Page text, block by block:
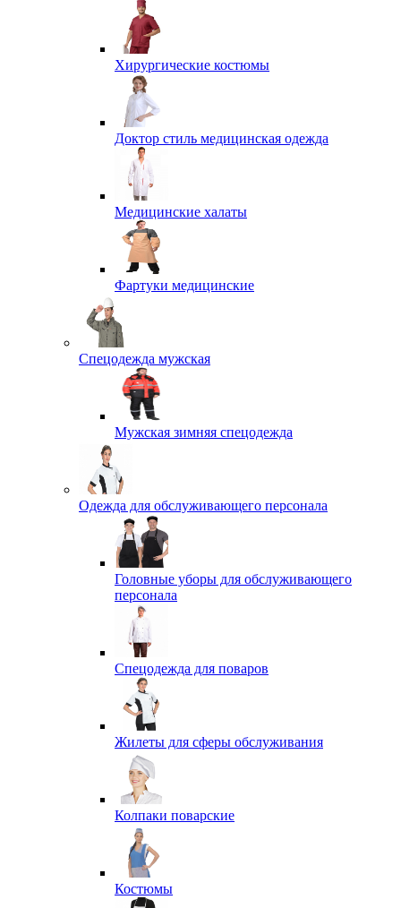
Хирургические костюмы
Доктор стиль медицинская одежда
Медицинские халаты
Фартуки медицинские
Спецодежда мужская
Мужская зимняя спецодежда
Одежда для обслуживающего персонала
Головные уборы для обслуживающего
персонала
Спецодежда для поваров
Жилеты для сферы обслуживания
Колпаки поварские
Костюмы